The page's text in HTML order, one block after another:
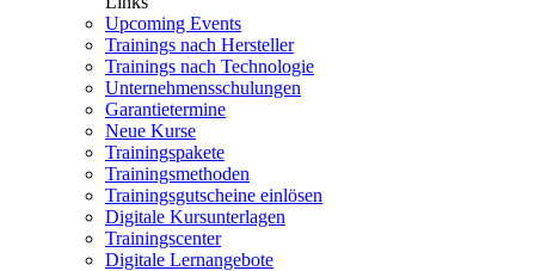
Upcoming Events
Trainings nach Hersteller
Trainings nach Technologie
Unternehmensschulungen
Garantietermine
Neue Kurse
Trainingspakete
Trainingsmethoden
Trainingsgutscheine einlösen
Digitale Kursunterlagen
Trainingscenter
Digitale Lernangebote